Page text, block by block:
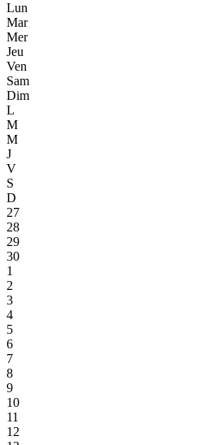
Lun
Mar
Mer
Jeu
Ven
Sam
Dim
L
M
M
J
V
S
D
27
28
29
30
1
2
3
4
5
6
7
8
9
10
11
12